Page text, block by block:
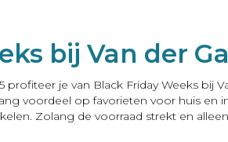
bij Van der
je van Black Friday Weeks bij
voordeel op favorieten voor huis en
Zolang de voorraad strekt en